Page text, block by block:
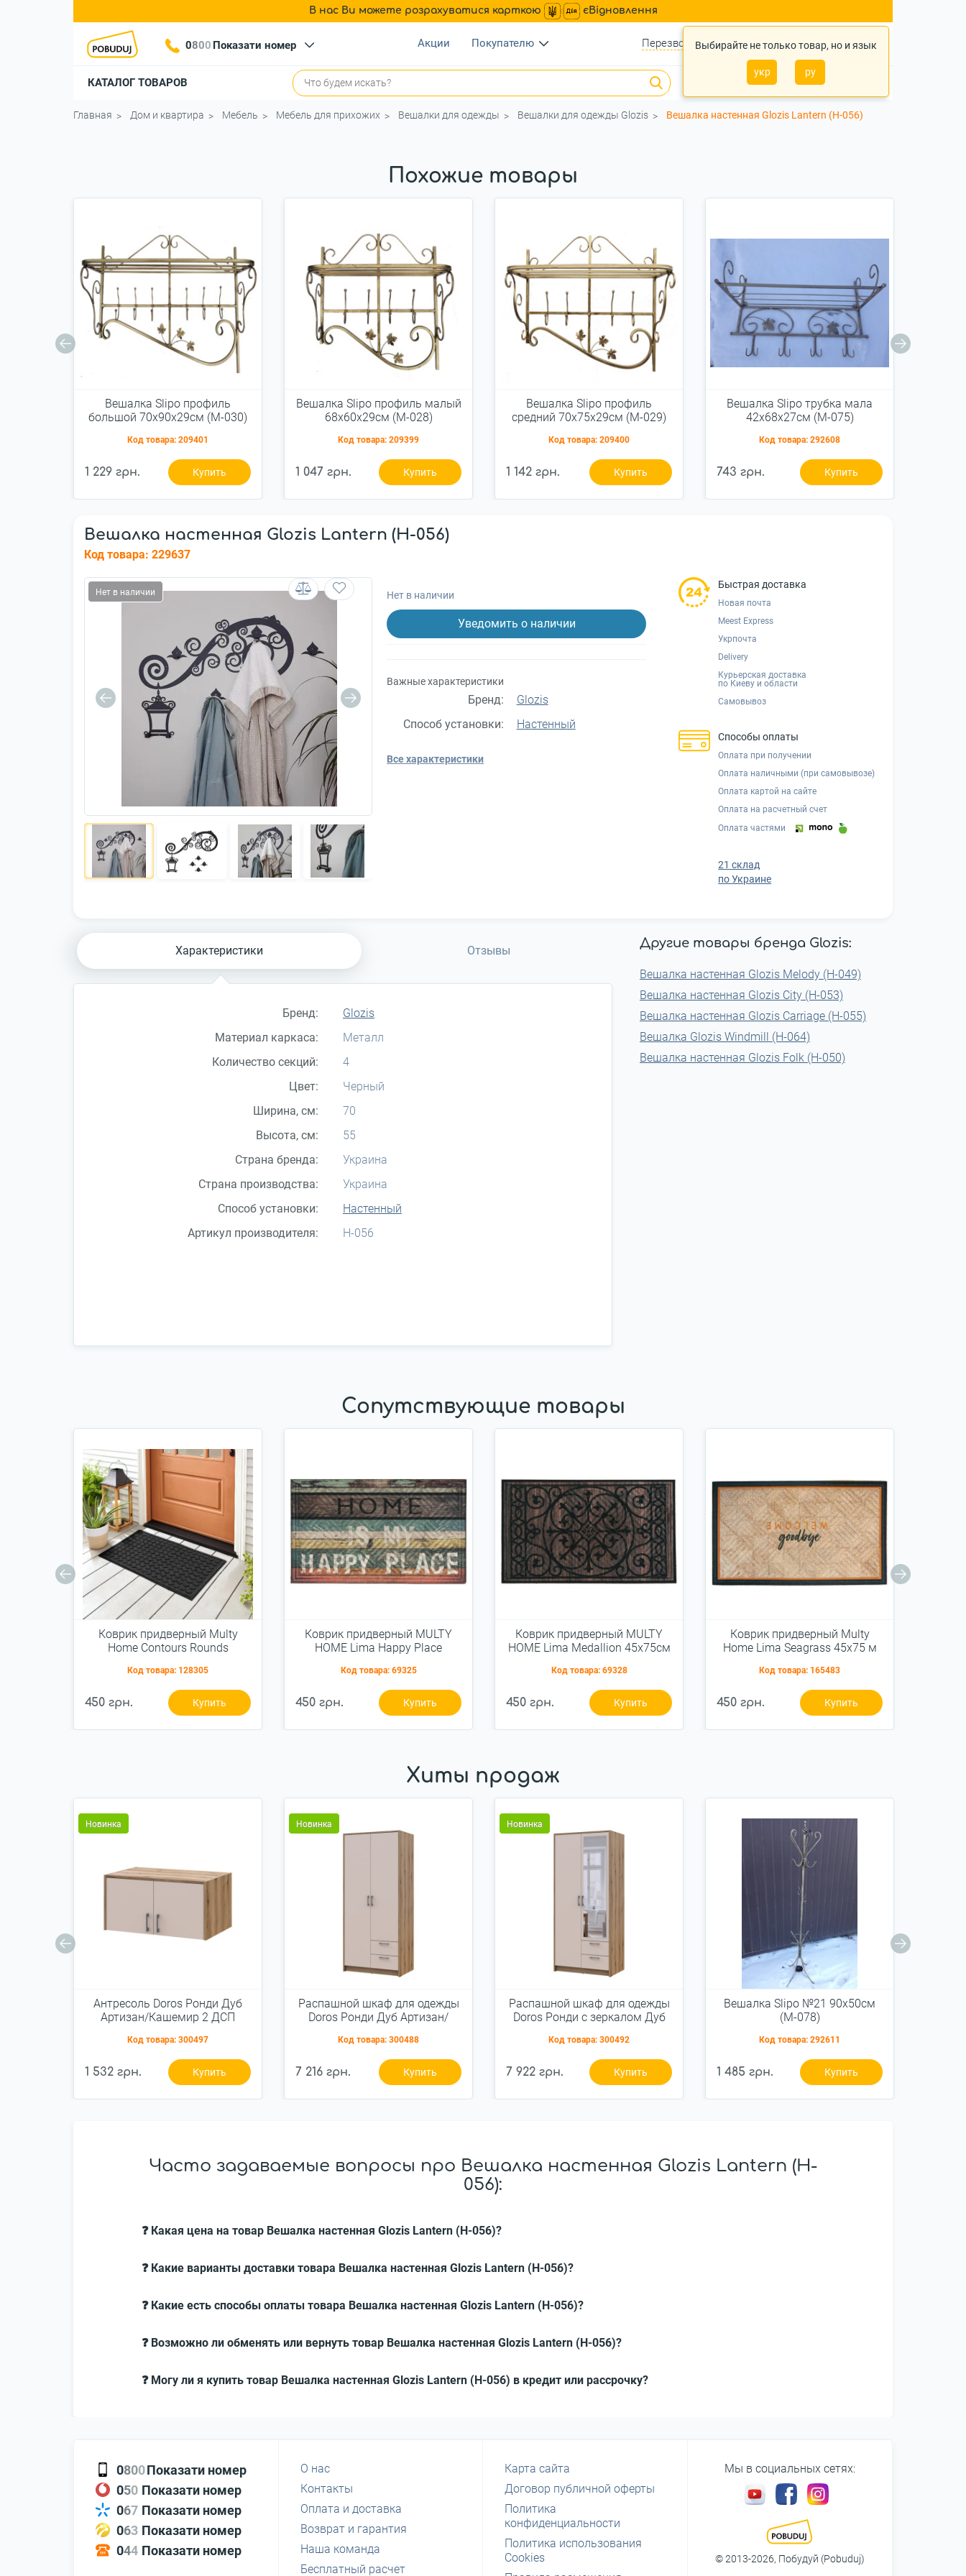
В нас Ви можете розрахуватися карткою єВідновлення
Выбирайте не только товар, но и язык
укр ру
0800 Показати номер Акции Покупателю Перезвонить? Войти Укр Ру
КАТАЛОГ ТОВАРОВ 0
Главная Дом и квартира Мебель Мебель для прихожих Вешалки для одежды Вешалки для одежды Glozis Вешалка настенная Glozis Lantern (H-056)
Похожие товары
Вешалка Slipo профиль
большой 70x90x29см (М-030)
Код товара: 209401
1 229 грн. Купить
Вешалка Slipo профиль малый
68x60x29см (М-028)
Код товара: 209399
1 047 грн. Купить
Вешалка Slipo профиль
средний 70x75x29см (М-029)
Код товара: 209400
1 142 грн. Купить
Вешалка Slipo трубка мала
42x68x27см (М-075)
Код товара: 292608
743 грн. Купить
Вешалка настенная Glozis Lantern (H-056)
Код товара: 229637
Нет в наличии Нет в наличии
Уведомить о наличии
Важные характеристики
Бренд:
Glozis
Способ установки:
Настенный
Все характеристики
Быстрая доставка
Новая почта
Meest Express
Укрпочта
Delivery
Курьерская доставка
по Киеву и области
Самовывоз
Способы оплаты
Оплата при получении
Оплата наличными (при самовывозе)
Оплата картой на сайте
Оплата на расчетный счет
Оплата частями
21 склад
по Украине
Характеристики Отзывы
Бренд:
Glozis
Материал каркаса:
Металл
Количество секций:
4
Цвет:
Черный
Ширина, см:
70
Высота, см:
55
Страна бренда:
Украина
Страна производства:
Украина
Способ установки:
Настенный
Артикул производителя:
H-056
Другие товары бренда Glozis:
Вешалка настенная Glozis Melody (H-049)
Вешалка настенная Glozis City (H-053)
Вешалка настенная Glozis Carriage (H-055)
Вешалка Glozis Windmill (H-064)
Вешалка настенная Glozis Folk (H-050)
Сопутствующие товары
Коврик придверный Multy
Home Contours Rounds
(EU5000128)
Код товара: 128305
450 грн. Купить
Коврик придверный MULTY
HOME Lima Happy Place
Код товара: 69325
450 грн. Купить
Коврик придверный MULTY
HOME Lima Medallion 45x75см
Код товара: 69328
450 грн. Купить
Коврик придверный Multy
Home Lima Seagrass 45x75 м
Код товара: 165483
450 грн. Купить
Хиты продаж
Новинка
Антресоль Doros Ронди Дуб
Артизан/Кашемир 2 ДСП
Код товара: 300497
1 532 грн. Купить
Новинка
Распашной шкаф для одежды
Doros Ронди Дуб Артизан/
(80737805)
Код товара: 300488
7 216 грн. Купить
Новинка
Распашной шкаф для одежды
Doros Ронди с зеркалом Дуб
82х52х195 (80737807)
Код товара: 300492
7 922 грн. Купить
Вешалка Slipo №21 90x50см
(М-078)
Код товара: 292611
1 485 грн. Купить
Часто задаваемые вопросы про Вешалка настенная Glozis Lantern (H-
056):
❓ Какая цена на товар Вешалка настенная Glozis Lantern (H-056)?
❓ Какие варианты доставки товара Вешалка настенная Glozis Lantern (H-056)?
❓ Какие есть способы оплаты товара Вешалка настенная Glozis Lantern (H-056)?
❓ Возможно ли обменять или вернуть товар Вешалка настенная Glozis Lantern (H-056)?
❓ Могу ли я купить товар Вешалка настенная Glozis Lantern (H-056) в кредит или рассрочку?
0800Показати номер
050 Показати номер
067 Показати номер
063 Показати номер
044 Показати номер
О нас
Контакты
Оплата и доставка
Возврат и гарантия
Наша команда
Бесплатный расчет
Карта сайта
Договор публичной оферты
Политика
конфиденциальности
Политика использования
Cookies
Мы в социальных сетях:
© 2013-2026, Побудуй (Pobuduj)